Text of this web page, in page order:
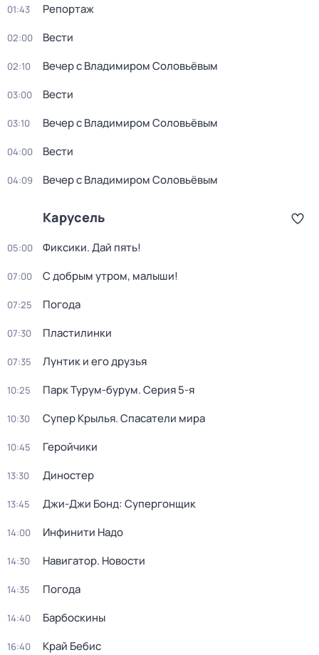
01:43 Репортаж
02:00 Вести
02:10 Вечер с Владимиром Соловьёвым
03:00 Вести
03:10 Вечер с Владимиром Соловьёвым
04:00 Вести
04:09 Вечер с Владимиром Соловьёвым
Карусель
05:00 Фиксики. Дай пять!
07:00 С добрым утром, малыши!
07:25 Погода
07:30 Пластилинки
07:35 Лунтик и его друзья
10:25 Парк Турум-бурум. Серия 5-я
10:30 Супер Крылья. Спасатели мира
10:45 Геройчики
13:30 Диностер
13:45 Джи-Джи Бонд: Супергонщик
14:00 Инфинити Надо
14:30 Навигатор. Новости
14:35 Погода
14:40 Барбоскины
16:40 Край Бебис